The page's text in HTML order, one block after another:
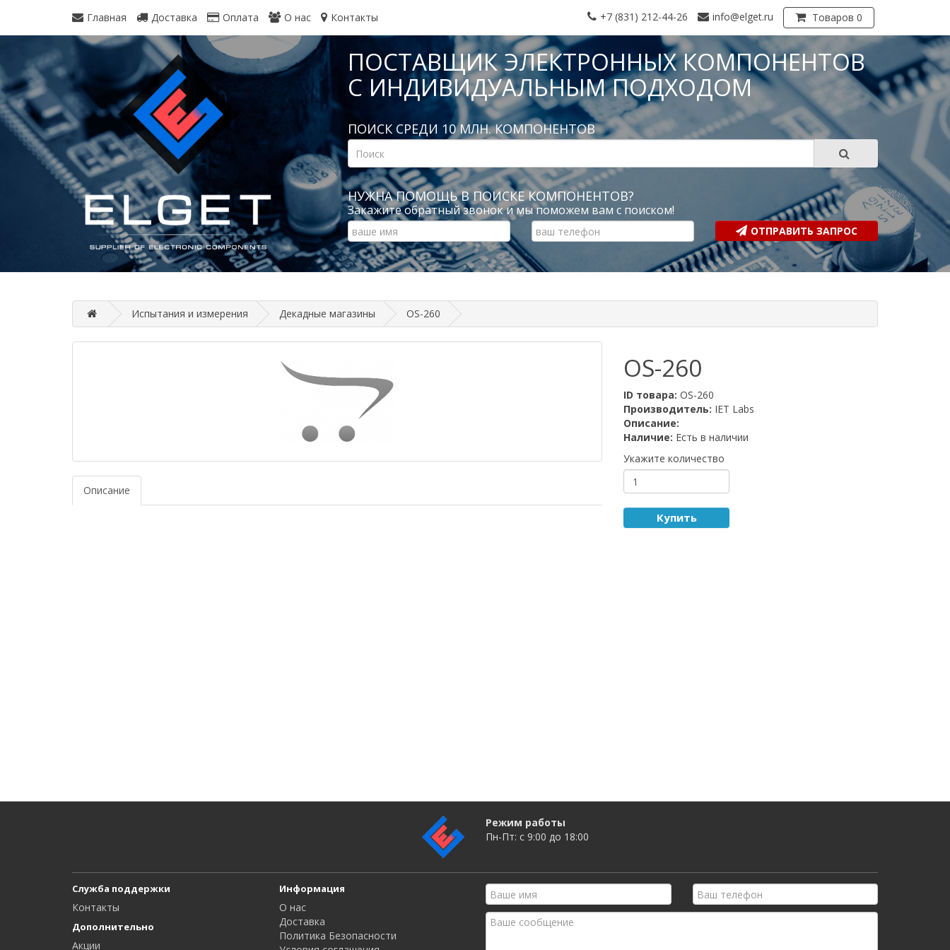
Главная Доставка Оплата О нас Контакты +7 (831) 212-44-26 info@elget.ru Товаров 0
ПОСТАВЩИК ЭЛЕКТРОННЫХ КОМПОНЕНТОВ
С ИНДИВИДУАЛЬНЫМ ПОДХОДОМ
ПОИСК СРЕДИ 10 МЛН. КОМПОНЕНТОВ
НУЖНА ПОМОЩЬ В ПОИСКЕ КОМПОНЕНТОВ?
Закажите обратный звонок и мы поможем вам с поиском!
ОТПРАВИТЬ ЗАПРОС
Испытания и измерения Декадные магазины OS-260
Описание
OS-260
ID товара: OS-260
Производитель: IET Labs
Описание:
Наличие: Есть в наличии
Укажите количество
Купить
Режим работы
Пн-Пт: c 9:00 до 18:00
Служба поддержки
Контакты
Дополнительно
Акции
Информация
О нас
Доставка
Политика Безопасности